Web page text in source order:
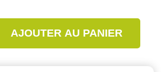
AJOUTER AU PANIER